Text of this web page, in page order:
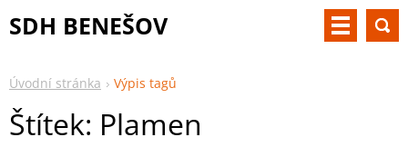
SDH BENEŠOV
Úvodní stránka Výpis tagů
Štítek: Plamen